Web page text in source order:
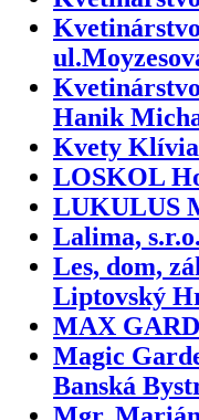
Hanik
Kvety
LOSKOL
LUKULUS
Lalima,
Les, dom,
Liptovský
MAX
Magic
Banská